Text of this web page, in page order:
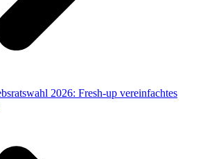
2026: Fresh-up vereinfachtes